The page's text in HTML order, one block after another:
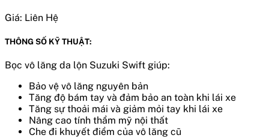
Giá: Liên Hệ
THÔNG SỐ KỸ THUẬT:
Bọc vô lăng da lộn Suzuki Swift giúp:
Bảo vệ vô lăng nguyên bản
Tăng độ bám tay và đảm bảo an toàn khi lái xe
Tăng sự thoải mái và giảm mỏi tay khi lái xe
Nâng cao tính thẩm mỹ nội thất
Che đi khuyết điểm của vô lăng cũ